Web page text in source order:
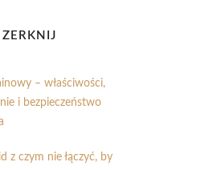
ZERKNIJ
– właściwości,
i bezpieczeństwo
z czym nie łączyć, by